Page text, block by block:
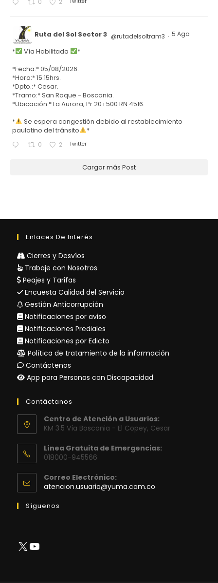
0 2
Ruta del Sol Sector 3 @rutadelsoltram3 · 5 Ago
* Vía Habilitada
*
*Fecha:* 05/08/2026.
*Hora:* 15:15hrs.
*Dpto.:* Cesar.
*Tramo:* San Roque - Bosconia.
*Ubicación:* La Aurora, Pr 20+500 RN 4516.
*
Se espera congestión debido al restablecimiento
paulatino del tránsito
*
0 2 Twitter
Cargar más Post
Enlaces De Interés
Cierres y Desvíos
Trabaje con Nosotros
Peajes y Tarifas
Encuesta Calidad del Servicio
Gestión Anticorrupción
Notificaciones por aviso
Notificaciones Prediales
Notificaciones por Edicto
Política de tratamiento de la información
Contáctenos
App para Personas con Discapacidad
Contáctanos
Centro de Atención a Usuarios:
KM 3.5 Vía Bosconia - El Copey, Cesar
Línea Gratuita de Emergencias:
018000-945566
Correo Electrónico:
atencion.usuario@yuma.com.co
Síguenos
X YouTube